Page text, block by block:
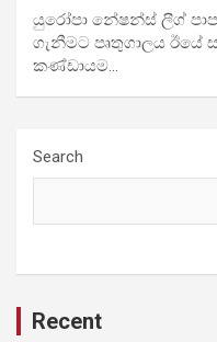
යුරෝපා නේෂන්ස් ලීග්
ගැනීමට පෘතුගාලය ඊයේ
කණ්ඩායම…
Search
Recent